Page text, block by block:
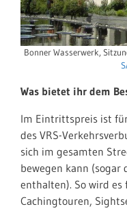
Bonner Wasserwerk,
Was bietet ihr dem
Im Eintrittspreis ist
des VRS-
sich im gesamten
bewegen kann
enthalten). So wird
Cachingtouren,